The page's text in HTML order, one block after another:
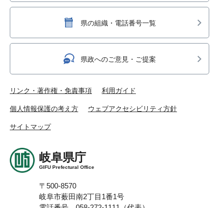
県の組織・電話番号一覧
県政へのご意見・ご提案
リンク・著作権・免責事項 利用ガイド
個人情報保護の考え方 ウェブアクセシビリティ方針
サイトマップ
岐阜県庁
GIFU Prefectural Office
〒500-8570
岐阜市薮田南2丁目1番1号